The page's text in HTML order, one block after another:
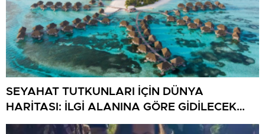
SEYAHAT TUTKUNLARI İÇİN DÜNYA
HARİTASI: İLGİ ALANINA GÖRE GİDİLECEK
ÜLKELER VE ŞEHİRLER